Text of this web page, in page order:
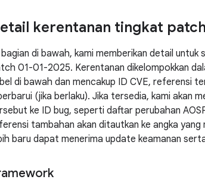
kerentanan tingkat
di bawah, kami memberikan detail
01-01-2025. Kerentanan dikelompokkan
di bawah dan mencakup ID CVE, referensi
(jika berlaku). Jika tersedia, kami akan
ke ID bug, seperti daftar perubahan
tambahan akan ditautkan ke angka
baru dapat menerima update keamanan